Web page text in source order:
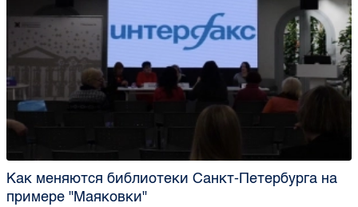
Как меняются библиотеки Санкт-Петербурга на
примере "Маяковки"